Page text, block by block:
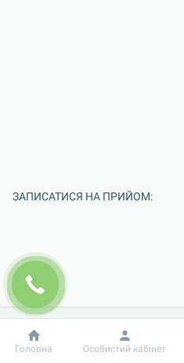
ЗАПИСАТИСЯ НА ПРИЙОМ:
Добробут Інформація
Головна Особистий кабінет